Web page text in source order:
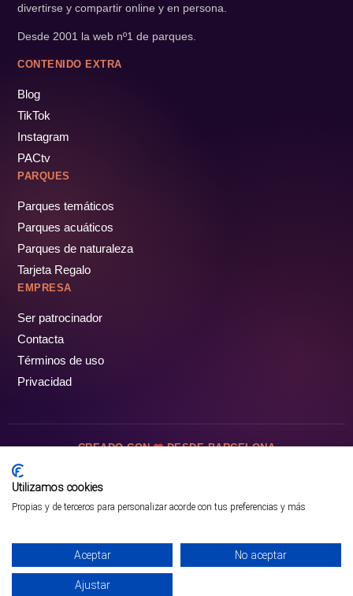
divertirse y compartir online y en persona.
Desde 2001 la web nº1 de parques.
CONTENIDO EXTRA
Blog
TikTok
Instagram
PACtv
PARQUES
Parques temáticos
Parques acuáticos
Parques de naturaleza
Tarjeta Regalo
EMPRESA
Ser patrocinador
Contacta
Términos de uso
Privacidad
CREADO CON DESDE BARCELONA
Utilizamos cookies
Propias y de terceros para personalizar acorde con tus preferencias y más
Aceptar No aceptar
Ajustar